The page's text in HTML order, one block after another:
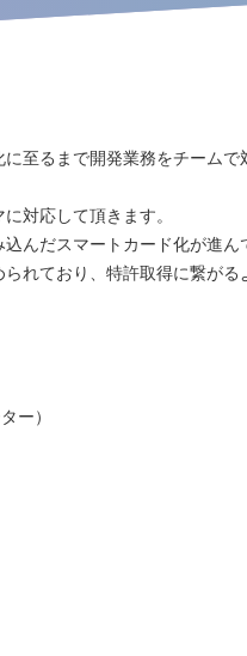
⾄るまで開発業務をチームで
対応して頂きます。
んだスマートカード化が進ん
れており、特許取得に繋がる
ー）